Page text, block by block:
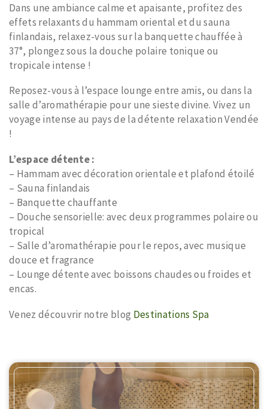
Dans une ambiance calme et apaisante, profitez des
effets relaxants du hammam oriental et du sauna
finlandais, relaxez-vous sur la banquette chauffée à
37°, plongez sous la douche polaire tonique ou
tropicale intense !
Reposez-vous à l’espace lounge entre amis, ou dans la
salle d’aromathérapie pour une sieste divine. Vivez un
voyage intense au pays de la détente relaxation Vendée
!
L’espace détente :
– Hammam avec décoration orientale et plafond étoilé
– Sauna finlandais
– Banquette chauffante
– Douche sensorielle: avec deux programmes polaire ou
tropical
– Salle d’aromathérapie pour le repos, avec musique
douce et fragrance
– Lounge détente avec boissons chaudes ou froides et
encas.
Venez découvrir notre blog Destinations Spa